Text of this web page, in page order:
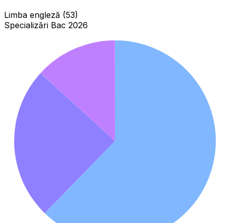
Limba engleză (53)
Specializări Bac 2026